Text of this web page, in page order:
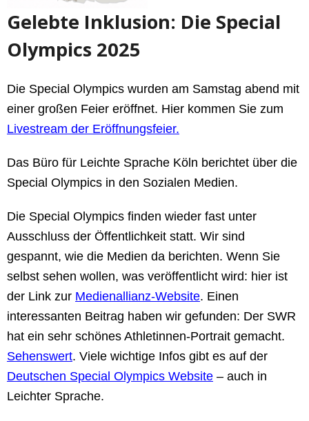
Gelebte Inklusion: Die Special
Olympics 2025
Die Special Olympics wurden am Samstag abend mit
einer großen Feier eröffnet. Hier kommen Sie zum
Livestream der Eröffnungsfeier.
Das Büro für Leichte Sprache Köln berichtet über die
Special Olympics in den Sozialen Medien.
Die Special Olympics finden wieder fast unter
Ausschluss der Öffentlichkeit statt. Wir sind
gespannt, wie die Medien da berichten. Wenn Sie
selbst sehen wollen, was veröffentlicht wird: hier ist
der Link zur Medienallianz-Website. Einen
interessanten Beitrag haben wir gefunden: Der SWR
hat ein sehr schönes Athletinnen-Portrait gemacht.
Sehenswert. Viele wichtige Infos gibt es auf der
Deutschen Special Olympics Website – auch in
Leichter Sprache.